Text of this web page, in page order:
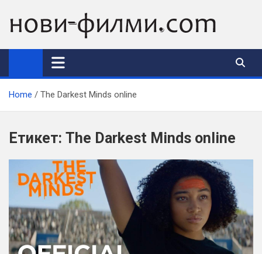
content
Home The Darkest Minds online
Етикет: The Darkest Minds online